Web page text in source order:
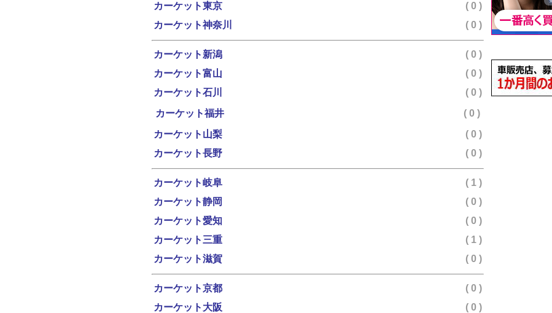
カーケット東京
( 0 )
カーケット神奈川
( 0 )
カーケット新潟
( 0 )
カーケット富山
( 0 )
カーケット石川
( 0 )
カーケット福井
( 0 )
カーケット山梨
( 0 )
カーケット長野
( 0 )
カーケット岐阜
( 1 )
カーケット静岡
( 0 )
カーケット愛知
( 0 )
カーケット三重
( 1 )
カーケット滋賀
( 0 )
カーケット京都
( 0 )
カーケット大阪
( 0 )